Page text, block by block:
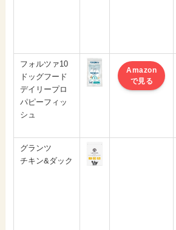
フォルツァ10
ドッグフード
デイリープロ
パピーフィッ
シュ
Amazon
で見る
グランツ
チキン&ダック